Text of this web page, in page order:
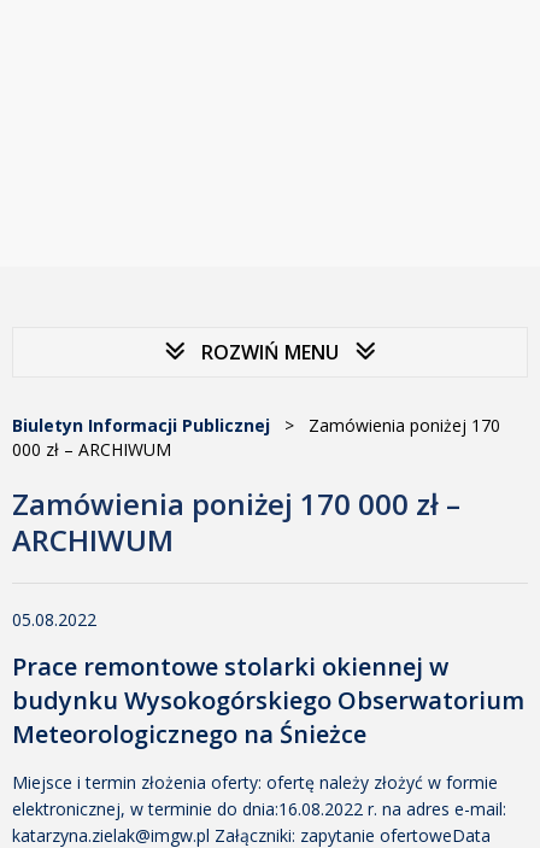
ROZWIŃ MENU
Biuletyn Informacji Publicznej > Zamówienia poniżej 170
000 zł – ARCHIWUM
Zamówienia poniżej 170 000 zł –
ARCHIWUM
05.08.2022
Prace remontowe stolarki okiennej w
budynku Wysokogórskiego Obserwatorium
Meteorologicznego na Śnieżce
Miejsce i termin złożenia oferty: ofertę należy złożyć w formie
elektronicznej, w terminie do dnia:16.08.2022 r. na adres e-mail:
katarzyna.zielak@imgw.pl Załączniki: zapytanie ofertoweData